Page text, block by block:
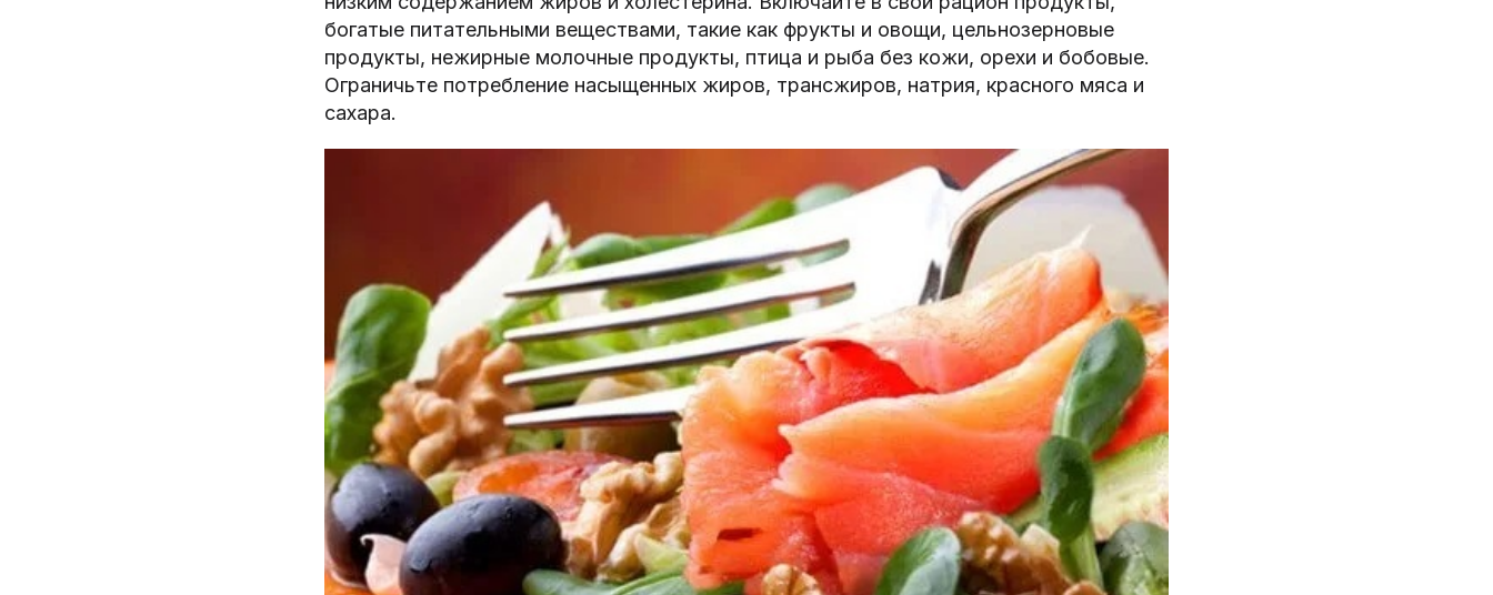
богатые питательными веществами, такие как фрукты и овощи, цельнозерновые
продукты, нежирные молочные продукты, птица и рыба без кожи, орехи и бобовые.
Ограничьте потребление насыщенных жиров, трансжиров, натрия, красного мяса и
сахара.